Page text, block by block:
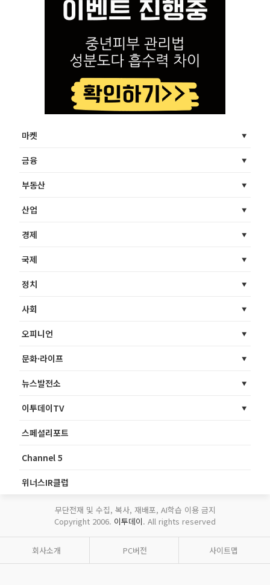
마켓
금융
부동산
산업
경제
국제
정치
사회
오피니언
문화·라이프
뉴스발전소
이투데이TV
스페셜리포트
Channel 5
위너스IR클럽
무단전재 및 수집, 복사, 재배포, AI학습 이용 금지
Copyright 2006. 이투데이. All rights reserved
회사소개 PC버전 사이트맵